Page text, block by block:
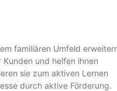
familiären Umfeld
und helfen ihnen
sie zum aktiven Lernen
durch aktive Förderung.